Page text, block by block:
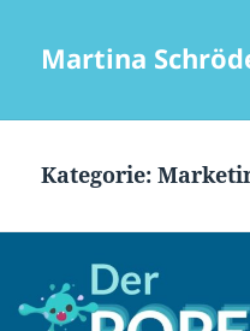
Martina
Kategorie: